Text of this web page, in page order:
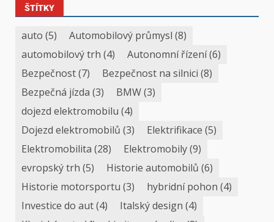
ŠTÍTKY
auto (5) Automobilový průmysl (8)
automobilový trh (4) Autonomní řízení(6)
Bezpečnost(7) Bezpečnost na silnici (8)
Bezpečná jízda (3) BMW(3)
dojezd elektromobilu (4)
Dojezd elektromobilů (3) Elektrifikace (5)
Elektromobilita (28) Elektromobily(9)
evropský trh (5) Historie automobilů (6)
Historie motorsportu (3) hybridní pohon (4)
Investice do aut(4) Italský design (4)